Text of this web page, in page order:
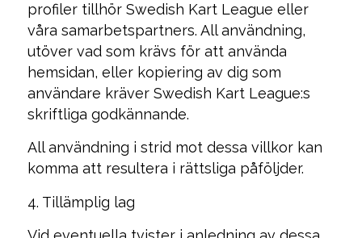
profiler tillhör Swedish Kart League eller
våra samarbetspartners. All användning,
utöver vad som krävs för att använda
hemsidan, eller kopiering av dig som
användare kräver Swedish Kart League:s
skriftliga godkännande.
All användning i strid mot dessa villkor kan
komma att resultera i rättsliga påföljder.
4. Tillämplig lag